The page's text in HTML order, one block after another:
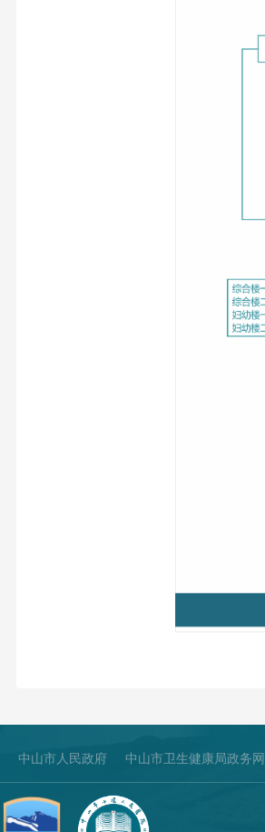
中山市人民政府 中山市卫生健康局政务网